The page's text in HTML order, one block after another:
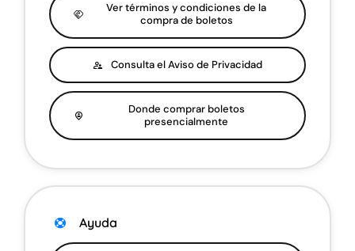
Ver términos y condiciones de la
compra de boletos
Consulta el Aviso de Privacidad
Donde comprar boletos
presencialmente
Ayuda